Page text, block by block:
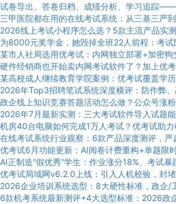
试卷导出、答卷归档、成绩分析、学习追踪
三甲医院都在用的在线考试系统：从三基三严
2026线上考试小程序怎么选？5款主流产品实
为8000元奖学金，她毁掉全班22人前程：考
某市人社局选用优考试：内网独立部署+加密
硬件经销商也开始卖内网考试软件了？加上优
某高校成人继续教育学院案例：优考试覆盖学
2026年Top3招聘笔试系统深度横评：防作弊
政企线上知识竞赛答题活动怎么做？公众号涨
2026年7月最新实测：三大考试软件导入试题
机房40台电脑如何完成1万人考试？优考试助
在线考试系统行业观察：6款产品深度测评，
优考试6月功能更新：AI阅卷计费重构+单题限
AI正制造“假优秀”学生：作业涨分18%、考试
优考试局域网v6.2.0上线：引入人机校验，封
2026企业培训系统选型：8大硬性标准，政企/
6款机考系统最新测评+4大选型标准：2026政